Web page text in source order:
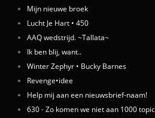
Mijn nieuwe broek
Lucht Je Hart • 450
AAQ wedstrijd. ~Tallata~
Ik ben blij, want..
Winter Zephyr • Bucky Barnes
Revenge•idee
Help mij aan een nieuwsbrief-naam!
630 - Zo komen we niet aan 1000